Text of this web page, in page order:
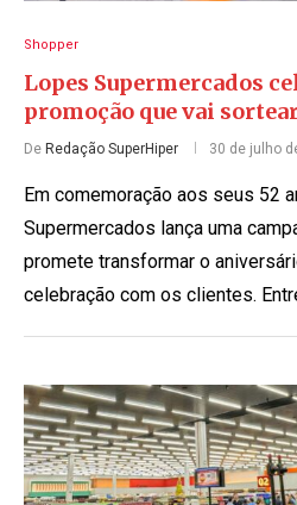
Shopper
Lopes Supermercados
promoção que vai
De Redação SuperHiper 30 de julho
Em comemoração aos seus 52
Supermercados lança uma
promete transformar o
celebração com os clientes.